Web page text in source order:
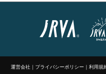
運営会社 ｜ プライバシーポリシー ｜利用規